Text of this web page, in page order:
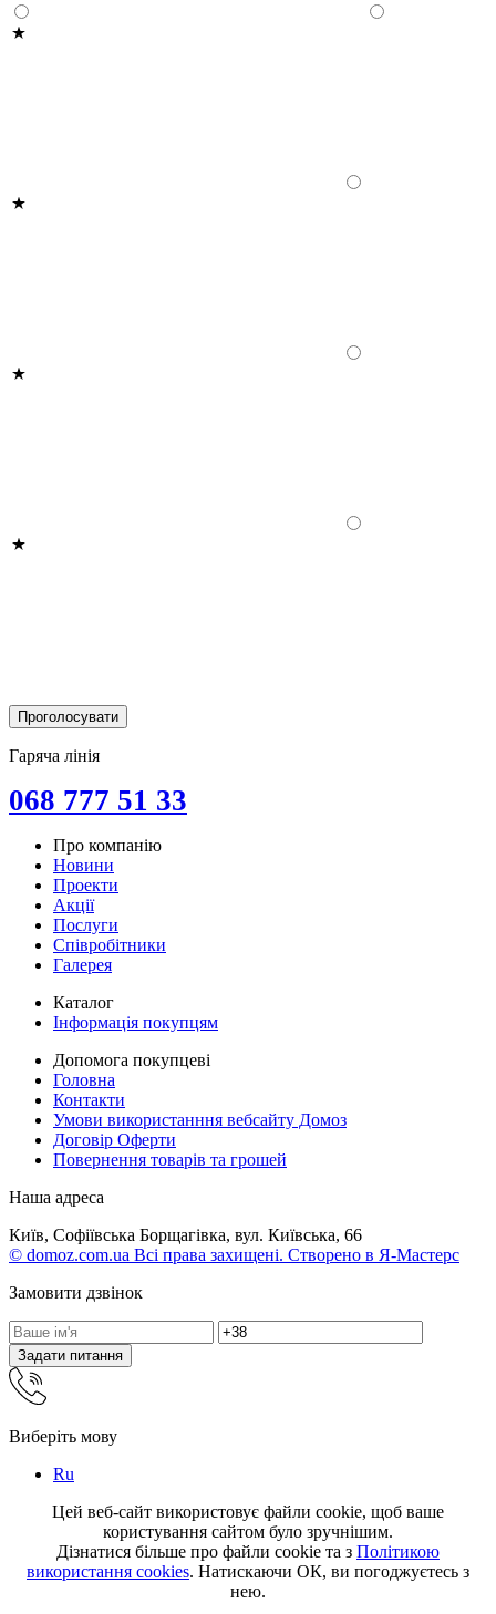
Гаряча лінія
068 777 51 33
Про компанію
Новини
Проекти
Акції
Послуги
Співробітники
Галерея
Каталог
Інформація покупцям
Допомога покупцеві
Головна
Контакти
Умови використанння вебсайту Домоз
Договір Оферти
Повернення товарів та грошей
Наша адреса
Київ, Софіївська Борщагівка, вул. Київська, 66
© domoz.com.ua Всі права захищені. Створено в Я-Мастерс
Замовити дзвінок
Задати питання
Виберіть мову
Ru
Цей веб-сайт використовує файли cookie, щоб ваше
користування сайтом було зручнішим.
Дізнатися більше про файли cookie та з Політикою
використання cookies. Натискаючи ОК, ви погоджуєтесь з
нею.